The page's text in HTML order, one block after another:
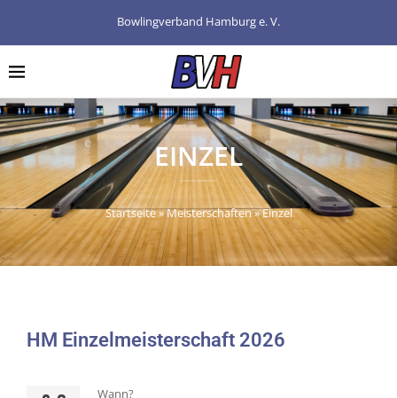
Bowlingverband Hamburg e. V.
EINZEL
Startseite»Meisterschaften»Einzel
HM Einzelmeisterschaft 2026
Wann?